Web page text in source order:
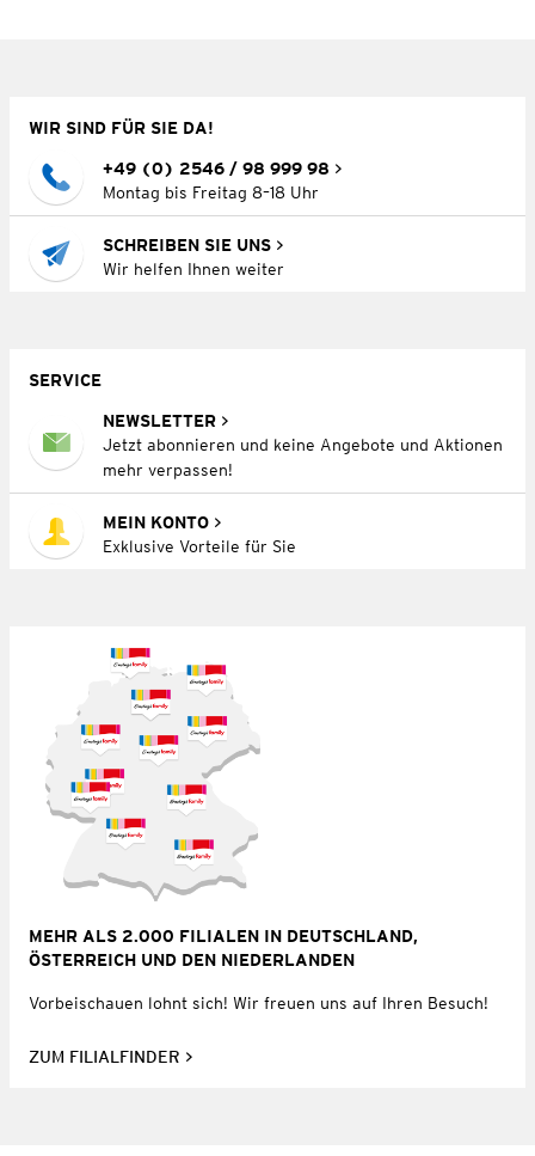
WIR SIND FÜR SIE DA!
+49 (0) 2546 / 98 999 98
Montag bis Freitag 8–18 Uhr
SCHREIBEN SIE UNS
Wir helfen Ihnen weiter
SERVICE
NEWSLETTER
Jetzt abonnieren und keine Angebote und Aktionen
mehr verpassen!
MEIN KONTO
Exklusive Vorteile für Sie
MEHR ALS 2.000 FILIALEN IN DEUTSCHLAND,
ÖSTERREICH UND DEN NIEDERLANDEN
Vorbeischauen lohnt sich! Wir freuen uns auf Ihren Besuch!
ZUM FILIALFINDER